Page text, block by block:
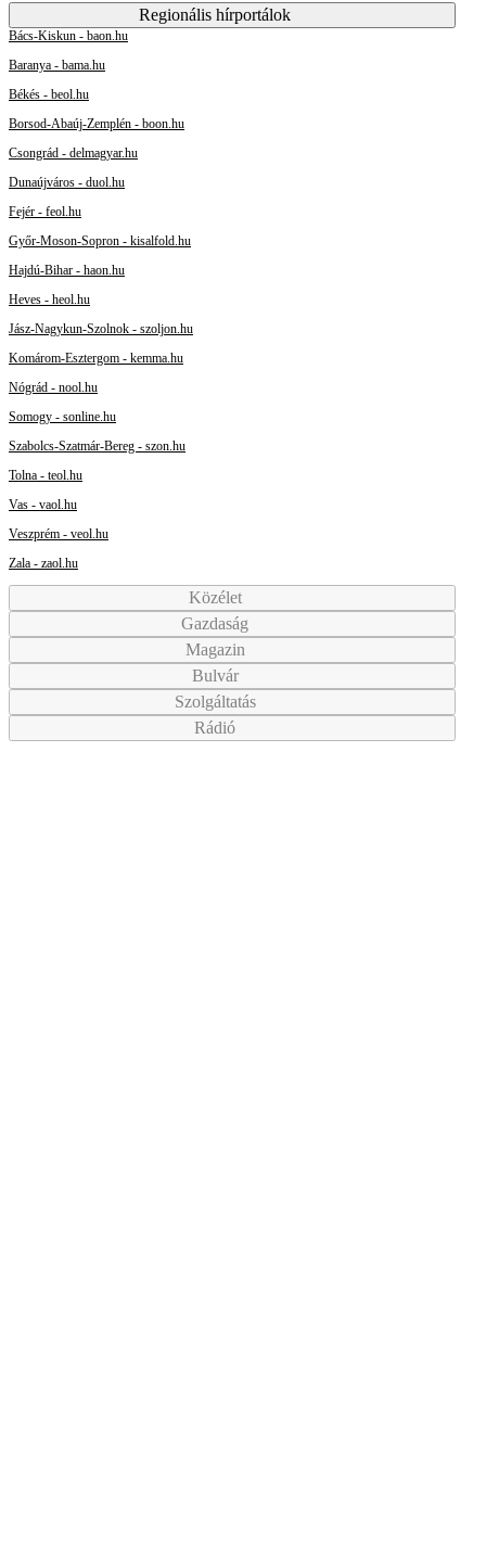
Regionális hírportálok
Bács-Kiskun - baon.hu
Baranya - bama.hu
Békés - beol.hu
Borsod-Abaúj-Zemplén - boon.hu
Csongrád - delmagyar.hu
Dunaújváros - duol.hu
Fejér - feol.hu
Győr-Moson-Sopron - kisalfold.hu
Hajdú-Bihar - haon.hu
Heves - heol.hu
Jász-Nagykun-Szolnok - szoljon.hu
Komárom-Esztergom - kemma.hu
Nógrád - nool.hu
Somogy - sonline.hu
Szabolcs-Szatmár-Bereg - szon.hu
Tolna - teol.hu
Vas - vaol.hu
Veszprém - veol.hu
Zala - zaol.hu
Közélet
Gazdaság
Magazin
Bulvár
Szolgáltatás
Rádió